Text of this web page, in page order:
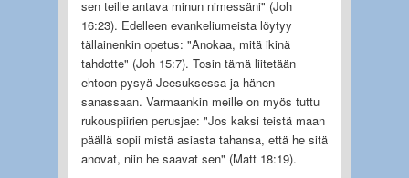
sen teille antava minun nimessäni" (Joh
16:23). Edelleen evankeliumeista löytyy
tällainenkin opetus: "Anokaa, mitä ikinä
tahdotte" (Joh 15:7). Tosin tämä liitetään
ehtoon pysyä Jeesuksessa ja hänen
sanassaan. Varmaankin meille on myös tuttu
rukouspiirien perusjae: "Jos kaksi teistä maan
päällä sopii mistä asiasta tahansa, että he sitä
anovat, niin he saavat sen" (Matt 18:19).